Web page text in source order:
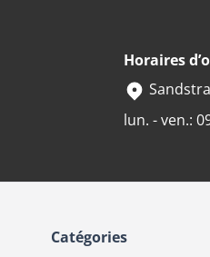
Horaires
lun. - ven.:
Catégories